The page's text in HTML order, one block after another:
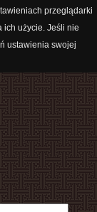
przeglądarki
ich użycie. Jeśli nie
ustawienia swojej